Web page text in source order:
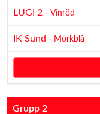
LUGI 2 - Vinröd
IK Sund - Mörkblå
Grupp 2